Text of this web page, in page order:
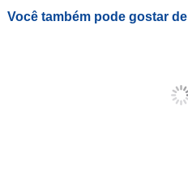
Você também pode gostar de